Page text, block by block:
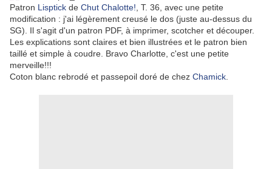
Patron Lisptick de Chut Chalotte! , T. 36, avec une petite
modification : j'ai légèrement creusé le dos (juste au-dessus du
SG). Il s'agit d'un patron PDF, à imprimer, scotcher et découper.
Les explications sont claires et bien illustrées et le patron bien
taillé et simple à coudre. Bravo Charlotte, c'est une petite
merveille!!!
Coton blanc rebrodé et passepoil doré de chez Chamick